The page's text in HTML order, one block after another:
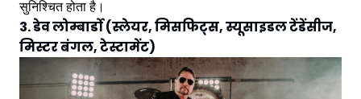
सुनिश्चित होता है।
3. डेव लोम्बार्डो (स्लेयर, मिसफिट्स, स्यूसाइडल टेंडेंसीज,
मिस्टर बंगल, टेस्टामेंट)